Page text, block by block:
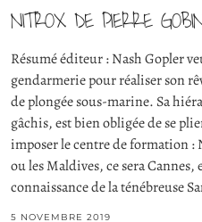
NITROX DE PIERRE
Résumé éditeur : Nash Gopler
gendarmerie pour réaliser son
de plongée sous-marine. Sa
gâchis, est bien obligée de se
imposer le centre de formation :
ou les Maldives, ce sera
connaissance de la ténébreuse
5 NOVEMBRE 2019